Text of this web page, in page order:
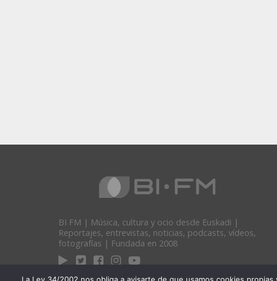
BI FM | Música, cultura y ocio desde Euskadi |
Reportajes, entrevistas, noticias, podcasts, vídeos,
fotografías | Fundada en 2008